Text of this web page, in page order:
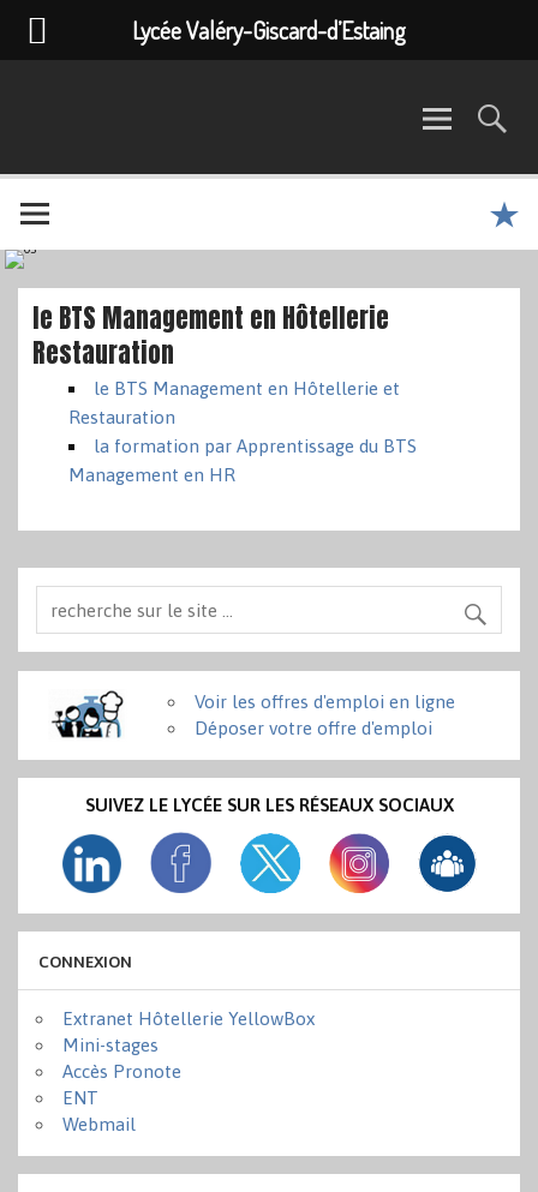
le BTS Management en Hôtellerie
Restauration
le BTS Management en Hôtellerie et
Restauration
la formation par Apprentissage du BTS
Management en HR
Voir les offres d'emploi en ligne
Déposer votre offre d'emploi
SUIVEZ LE LYCÉE SUR LES RÉSEAUX SOCIAUX
CONNEXION
Extranet Hôtellerie YellowBox
Mini-stages
Accès Pronote
ENT
Webmail
Lycée Valéry-Giscard-d’Estaing